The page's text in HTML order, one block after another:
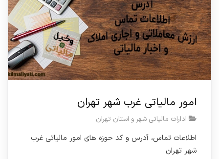
امور مالیاتی غرب شهر تهران
ادارات مالیاتی شهر و استان تهران
اطلاعات تماس، آدرس و کد حوزه های امور مالیاتی غرب
شهر تهران